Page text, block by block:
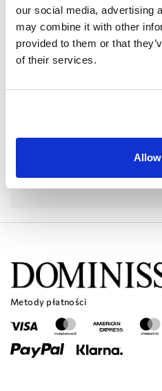
our social media, advertising
may combine it with other
provided to them or that
of their services.
Wskaż kraj, z którego pochodzisz
Wyślij
Metody płatności